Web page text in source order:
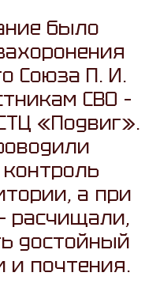
было
Союза П. И.
СВО –
«Подвиг».
а при
расчищали,
достойный
и почтения.